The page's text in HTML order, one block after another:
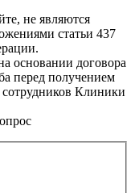
не являются
статьи 437
основании договора
перед получением
Клиники